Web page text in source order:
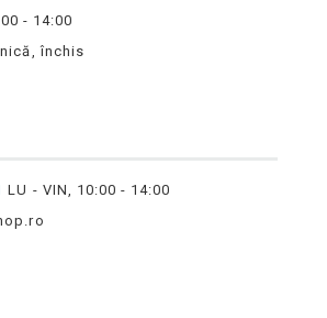
- 14:00
închis
LU - VIN, 10:00 - 14:00